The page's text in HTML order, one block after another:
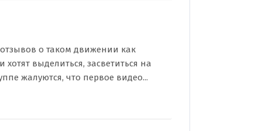
о таком движении как
выделиться, засветиться на
жалуются, что первое видео...